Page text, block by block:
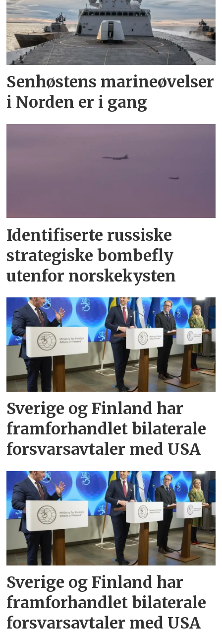
Senhøstens marineøvelser
i Norden er i gang
Identifiserte russiske
strategiske bombefly
utenfor norskekysten
Sverige og Finland har
framforhandlet bilaterale
forsvarsavtaler med USA
Sverige og Finland har
framforhandlet bilaterale
forsvarsavtaler med USA